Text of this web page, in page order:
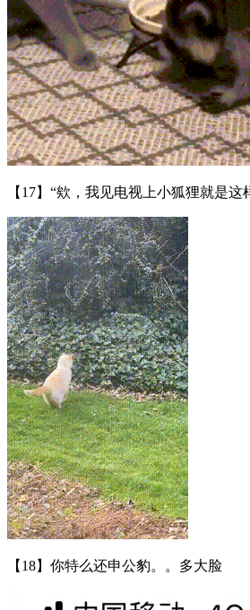
【17】“欸，我见电视上小狐狸就是这
【18】你特么还申公豹。。多大脸